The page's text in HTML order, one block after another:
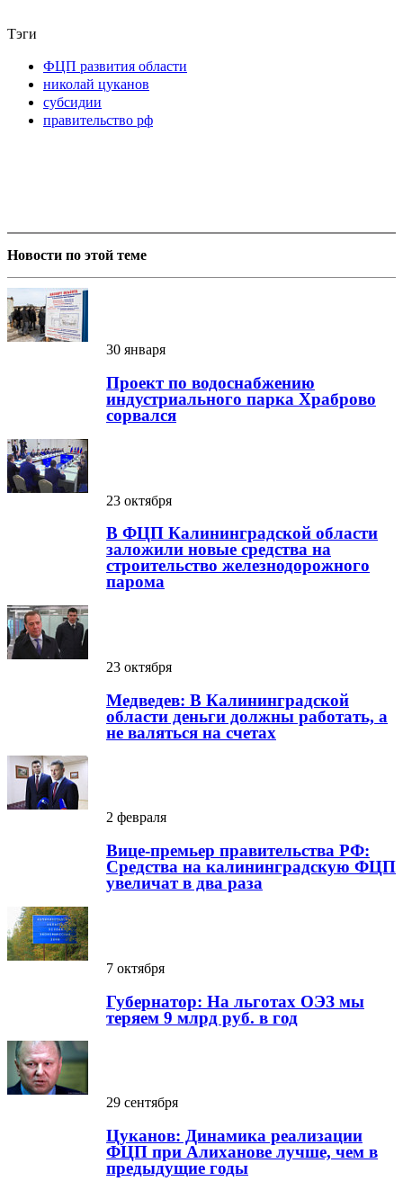
Тэги
ФЦП развития области
николай цуканов
субсидии
правительство рф
Новости по этой теме
30 января
Проект по водоснабжению
индустриального парка Храброво
сорвался
23 октября
В ФЦП Калининградской области
заложили новые средства на
строительство железнодорожного
парома
23 октября
Медведев: В Калининградской
области деньги должны работать, а
не валяться на счетах
2 февраля
Вице-премьер правительства РФ:
Средства на калининградскую ФЦП
увеличат в два раза
7 октября
Губернатор: На льготах ОЭЗ мы
теряем 9 млрд руб. в год
29 сентября
Цуканов: Динамика реализации
ФЦП при Алиханове лучше, чем в
предыдущие годы